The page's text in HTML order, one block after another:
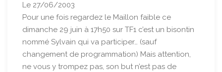
Le 27/06/2003
Pour une fois regardez le Maillon faible ce
dimanche 29 juin à 17h50 sur TF1 c’est un bisontin
nommé Sylvain qui va participer… (sauf
changement de programmation) Mais attention,
ne vous y trompez pas, son but n’est pas de